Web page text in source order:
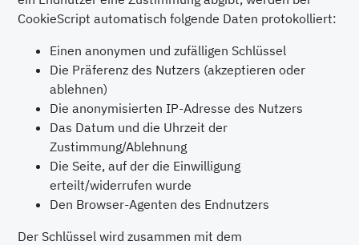
CookieScript automatisch folgende Daten protokolliert:
Einen anonymen und zufälligen Schlüssel
Die Präferenz des Nutzers (akzeptieren oder
ablehnen)
Die anonymisierten IP-Adresse des Nutzers
Das Datum und die Uhrzeit der
Zustimmung/Ablehnung
Die Seite, auf der die Einwilligung
erteilt/widerrufen wurde
Den Browser-Agenten des Endnutzers
Der Schlüssel wird zusammen mit dem